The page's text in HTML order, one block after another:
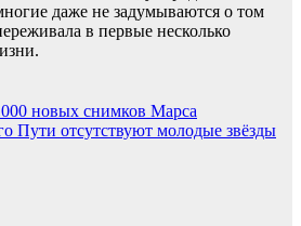
даже не задумываются о том
в первые несколько
новых снимков Марса
Пути отсутствуют молодые звёзды